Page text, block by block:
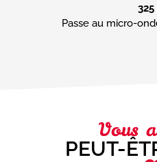
Passe au micro-
Vous
PEUT-